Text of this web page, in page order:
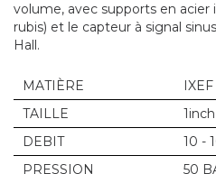
volume, avec supports en acier
rubis) et le capteur à signal
Hall.
MATIÈRE
IXEF
TAILLE
1inch
DEBIT
10 -
PRESSION
50